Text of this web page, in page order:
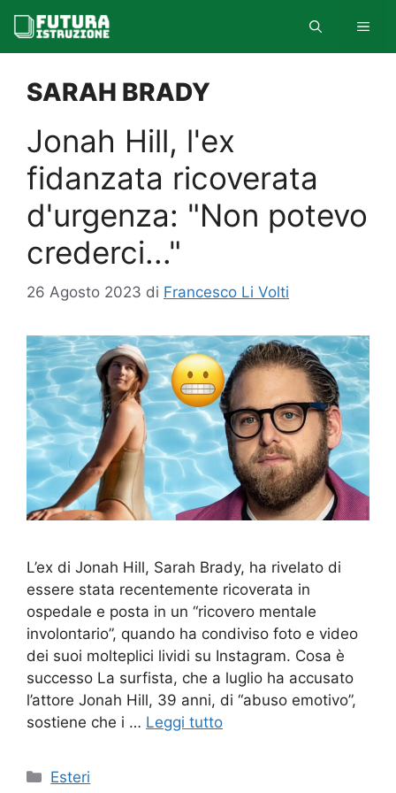
contenuto
SARAH BRADY
Jonah Hill, l'ex
fidanzata ricoverata
d'urgenza: "Non potevo
crederci..."
26 Agosto 2023 di Francesco Li Volti
L’ex di Jonah Hill, Sarah Brady, ha rivelato di
essere stata recentemente ricoverata in
ospedale e posta in un “ricovero mentale
involontario”, quando ha condiviso foto e video
dei suoi molteplici lividi su Instagram. Cosa è
successo La surfista, che a luglio ha accusato
l’attore Jonah Hill, 39 anni, di “abuso emotivo”,
sostiene che i … Leggi tutto
Categorie
Esteri